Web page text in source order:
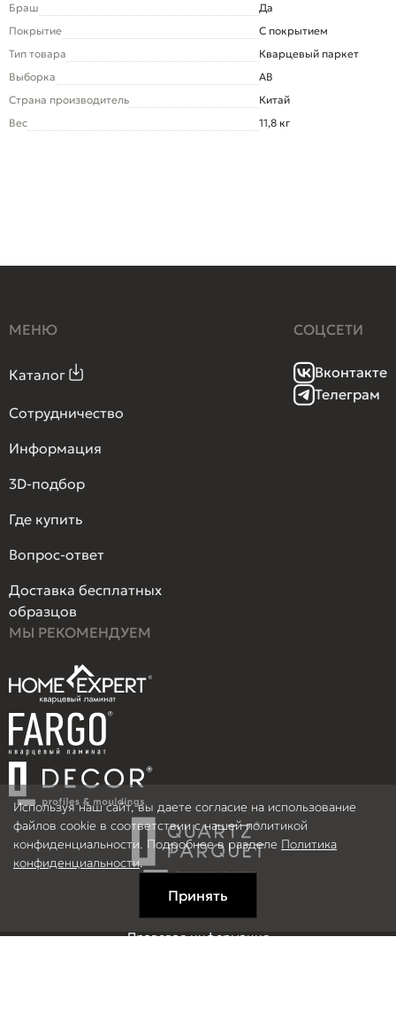
Браш
Да
Покрытие
С покрытием
Тип товара
Кварцевый паркет
Выборка
AB
Страна производитель
Китай
Вес
11,8 кг
Правовая информация
МЕНЮ
Каталог
Сотрудничество
Информация
3D-подбор
Где купить
Вопрос-ответ
Доставка бесплатных
образцов
СОЦСЕТИ
Вконтакте
Телеграм
МЫ РЕКОМЕНДУЕМ
Используя наш сайт, вы даете согласие на использование
файлов cookie в соответствии с нашей политикой
конфиденциальности. Подробнее в разделе Политика
конфиденциальности.
Принять